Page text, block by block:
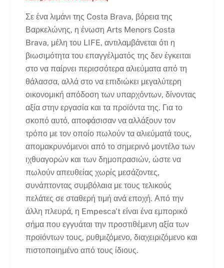
Σε ένα λιμάνι της Costa Brava, βόρεια της
Βαρκελώνης, η ένωση Arts Menors Costa
Brava, μέλη του LIFE, αντιλαμβάνεται ότι η
βιωσιμότητα του επαγγέλματός της δεν έγκειται
στο να παίρνει περισσότερα αλιεύματα από τη
θάλασσα, αλλά στο να επιδιώκει μεγαλύτερη
οικονομική απόδοση των υπαρχόντων, δίνοντας
αξία στην εργασία και τα προϊόντα της. Για το
σκοπό αυτό, αποφάσισαν να αλλάξουν τον
τρόπο με τον οποίο πωλούν τα αλιεύματά τους,
απομακρυνόμενοι από το σημερινό μοντέλο των
ιχθυαγορών και των δημοπρασιών, ώστε να
πωλούν απευθείας χωρίς μεσάζοντες,
συνάπτοντας συμβόλαια με τους τελικούς
πελάτες σε σταθερή τιμή ανά εποχή. Από την
άλλη πλευρά, η Empesca't είναι ένα εμπορικό
σήμα που εγγυάται την προστιθέμενη αξία των
προϊόντων τους, ρυθμιζόμενο, διαχειριζόμενο και
πιστοποιημένο από τους ίδιους.